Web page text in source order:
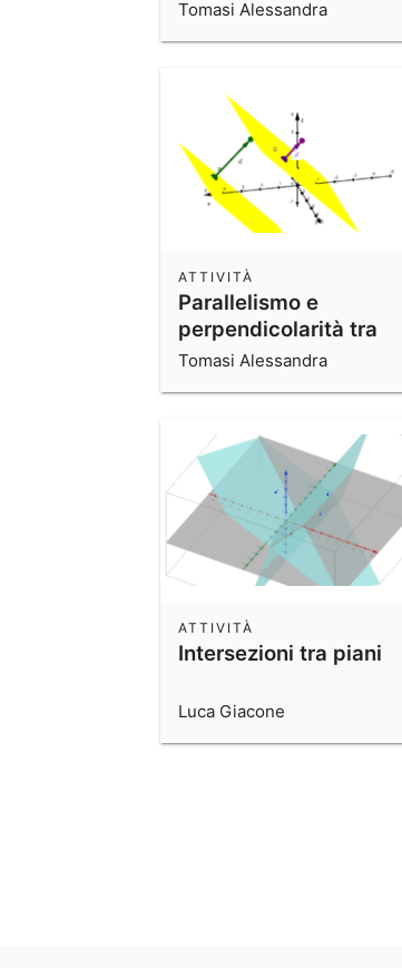
Tomasi Alessandra
Parallelismo e
perpendicolarità tra
piani
ATTIVITÀ
Tomasi Alessandra
Intersezioni tra piani
ATTIVITÀ
Luca Giacone